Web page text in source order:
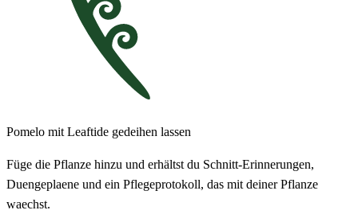
Pomelo mit Leaftide gedeihen lassen
Füge die Pflanze hinzu und erhältst du Schnitt-Erinnerungen,
Duengeplaene und ein Pflegeprotokoll, das mit deiner Pflanze
waechst.